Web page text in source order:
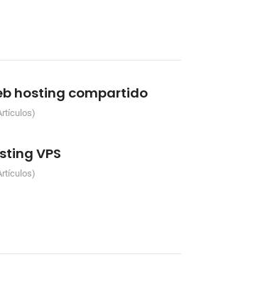
hosting compartido
VPS